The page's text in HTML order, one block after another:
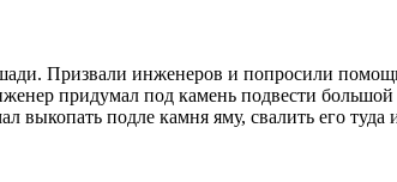
Призвали инженеров и попросили
придумал под камень подвести
подле камня яму, свалить его